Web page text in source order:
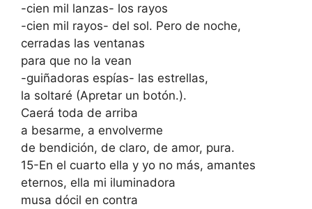
-cien mil lanzas- los rayos
-cien mil rayos- del sol. Pero de noche,
cerradas las ventanas
para que no la vean
-guiñadoras espías- las estrellas,
la soltaré (Apretar un botón.).
Caerá toda de arriba
a besarme, a envolverme
de bendición, de claro, de amor, pura.
15-En el cuarto ella y yo no más, amantes
eternos, ella mi iluminadora
musa dócil en contra